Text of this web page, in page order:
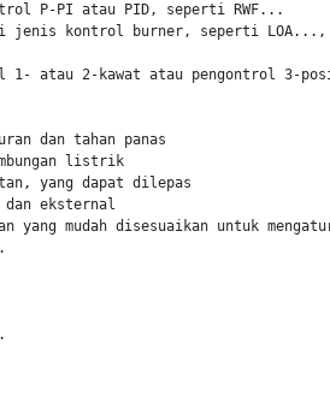
P-PI atau PID, seperti RWF...
jenis kontrol burner, seperti LOA...,
1- atau 2-kawat atau pengontrol 3-
dan tahan panas
listrik
yang dapat dilepas
eksternal
yang mudah disesuaikan untuk